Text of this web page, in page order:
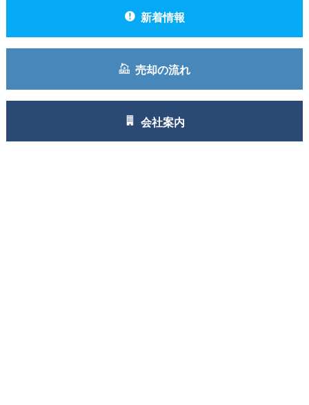
新着情報
売却の流れ
会社案内